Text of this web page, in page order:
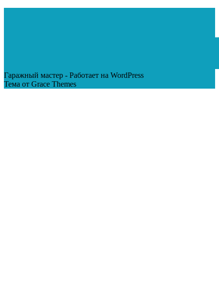
Гаражный мастер - Работает на WordPress
Тема от Grace Themes